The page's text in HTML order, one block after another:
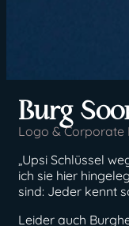
Burg
Logo & Corporate
„Upsi Schlüssel
ich sie hier
sind: Jeder kennt
Leider auch